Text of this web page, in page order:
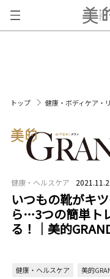
トップ 健康・ボディケア・
健康・ヘルスケア
いつもの靴がキ
ら…3つの簡単ト
る！｜美的
健康・ヘルスケア 美的